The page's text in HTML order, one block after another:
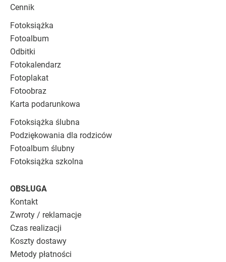
Cennik
Fotoksiążka
Fotoalbum
Odbitki
Fotokalendarz
Fotoplakat
Fotoobraz
Karta podarunkowa
Fotoksiążka ślubna
Podziękowania dla rodziców
Fotoalbum ślubny
Fotoksiążka szkolna
OBSŁUGA
Kontakt
Zwroty / reklamacje
Czas realizacji
Koszty dostawy
Metody płatności